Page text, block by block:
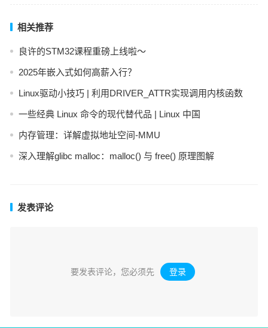
相关推荐
良许的STM32课程重磅上线啦～
2025年嵌入式如何高薪入行？
Linux驱动小技巧 | 利用DRIVER_ATTR实现调用内核函数
一些经典 Linux 命令的现代替代品 | Linux 中国
内存管理：详解虚拟地址空间-MMU
深入理解glibc malloc：malloc() 与 free() 原理图解
发表评论
要发表评论，您必须先 登录 。